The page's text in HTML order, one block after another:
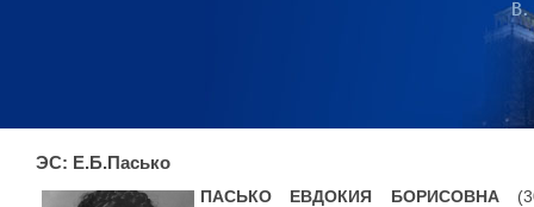
ЭС: Е.Б.Пасько
ПАСЬКО ЕВДОКИЯ БОРИСОВНА